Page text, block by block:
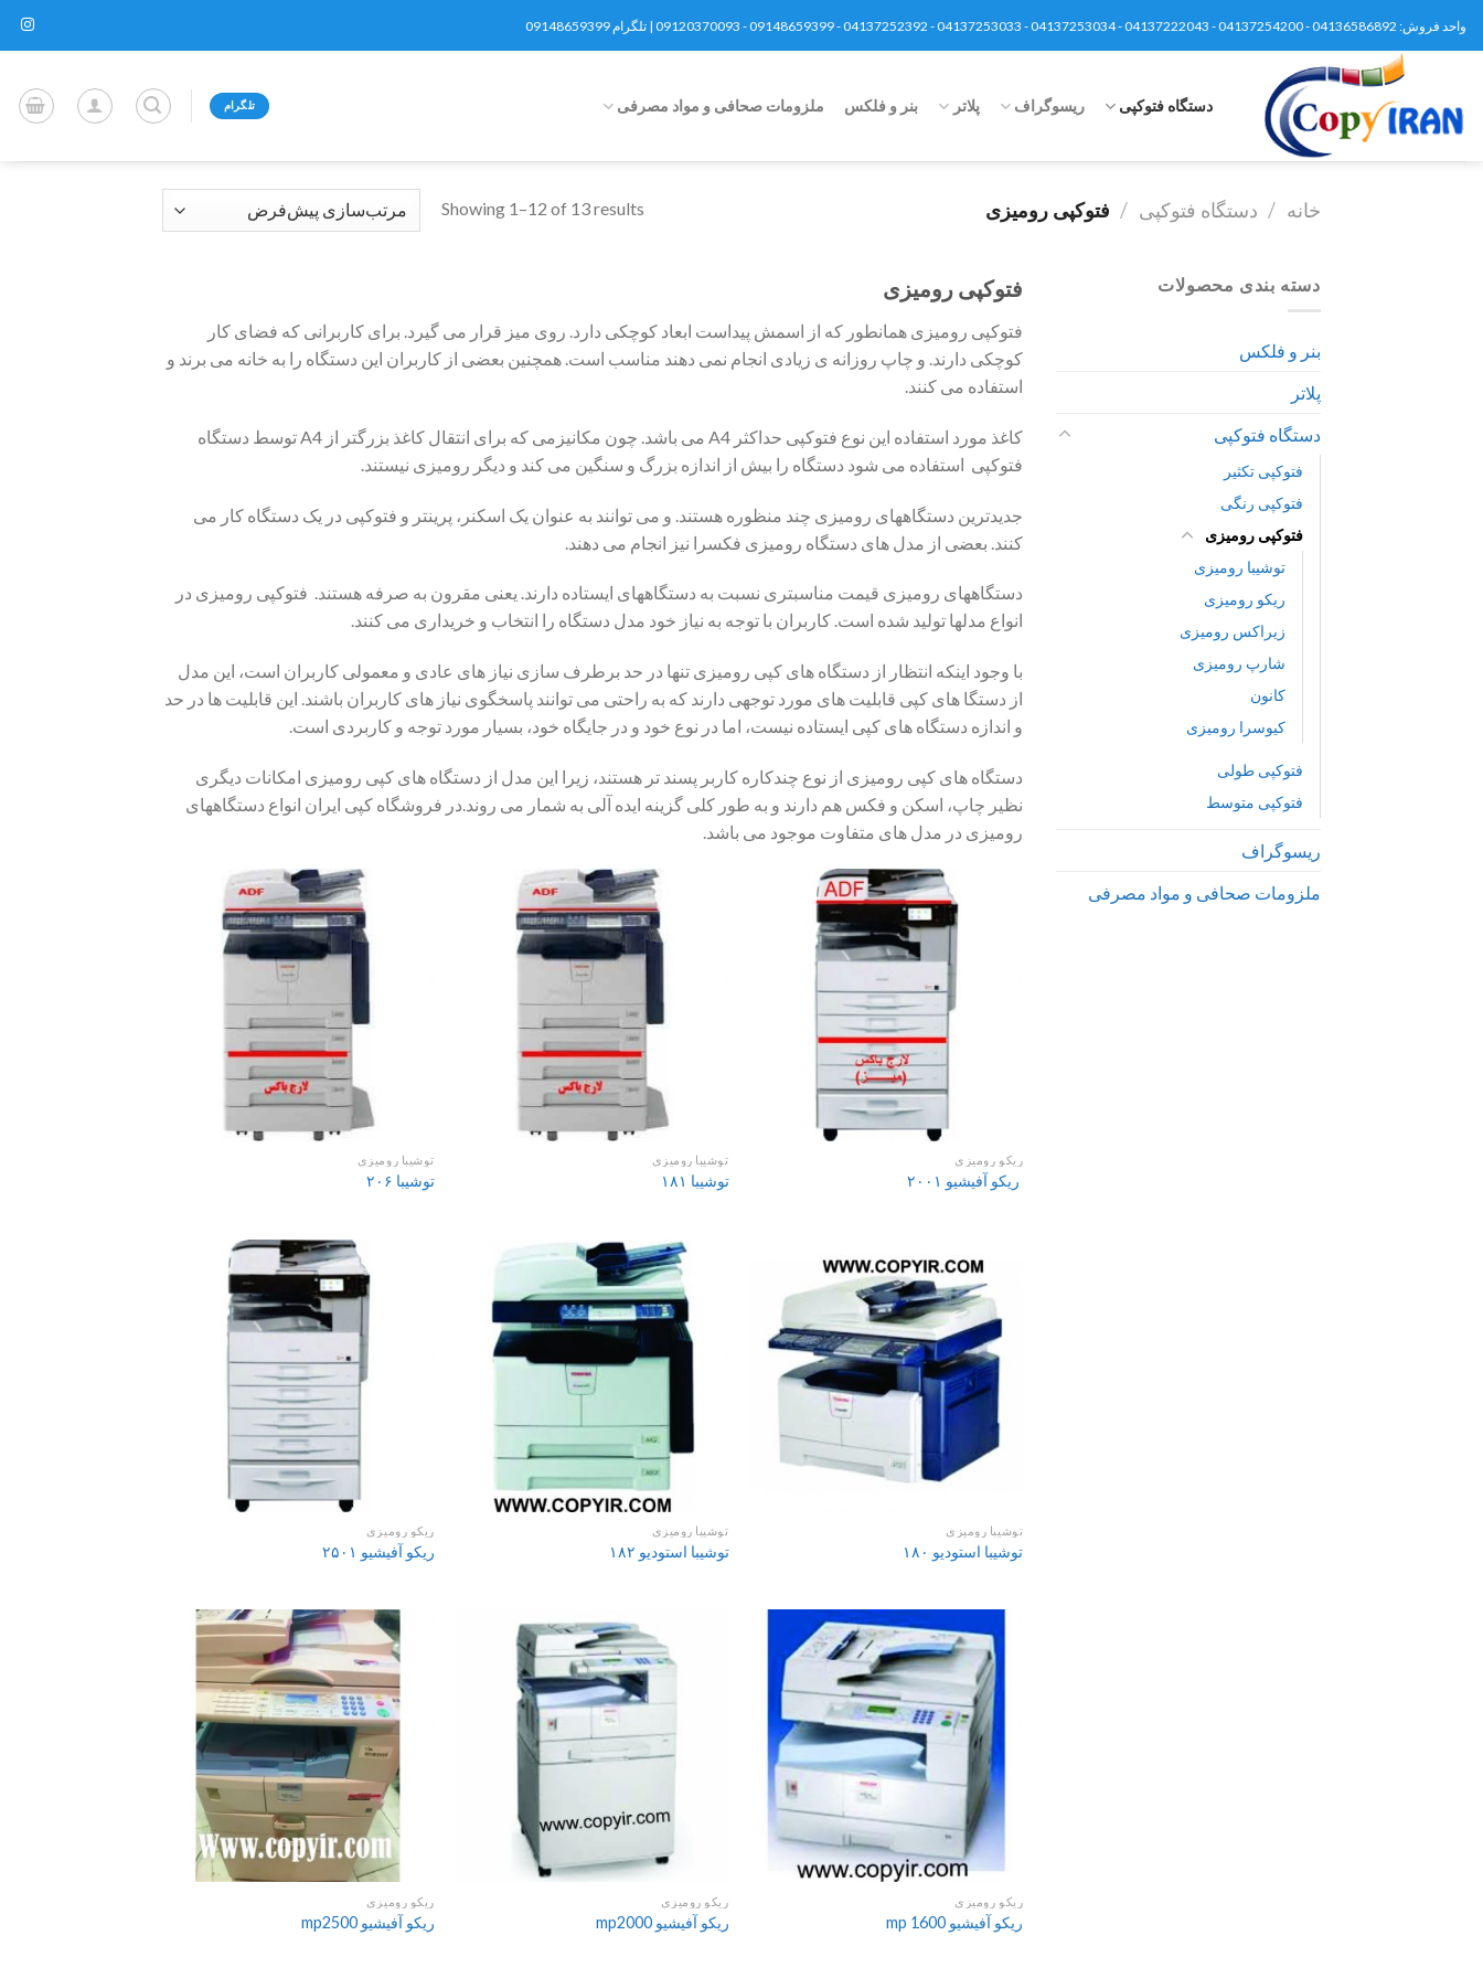
واحد فروش: 04136586892 - 04137254200 - 04137222043 - 04137253034 - 04137253033 - 04137252392 - 09148659399 - 09120370093 | تلگرام 09148659399
دستگاه فتوکپی ریسوگراف پلاتر بنر و فلکس ملزومات صحافی و مواد مصرفی تلگرام
خانه / دستگاه فتوکپی / فتوکپی رومیزی Showing 1–12 of 13 results
دسته بندی محصولات
بنر و فلکس
پلاتر
دستگاه فتوکپی
فتوکپی تکثیر
فتوکپی رنگی
فتوکپی رومیزی
توشیبا رومیزی
ریکو رومیزی
زیراکس رومیزی
شارپ رومیزی
کانون
کیوسرا رومیزی
فتوکپی طولی
فتوکپی متوسط
ریسوگراف
ملزومات صحافی و مواد مصرفی
فتوکپی رومیزی
فتوکپی رومیزی همانطور که از اسمش پیداست ابعاد کوچکی دارد. روی میز قرار می گیرد. برای کاربرانی که فضای کار
کوچکی دارند. و چاپ روزانه ی زیادی انجام نمی دهند مناسب است. همچنین بعضی از کاربران این دستگاه را به خانه می برند و
استفاده می کنند.
کاغذ مورد استفاده این نوع فتوکپی حداکثر A4 می باشد. چون مکانیزمی که برای انتقال کاغذ بزرگتر از A4 توسط دستگاه
فتوکپی استفاده می شود دستگاه را بیش از اندازه بزرگ و سنگین می کند و دیگر رومیزی نیستند.
جدیدترین دستگاههای رومیزی چند منظوره هستند. و می توانند به عنوان یک اسکنر، پرینتر و فتوکپی در یک دستگاه کار می
کنند. بعضی از مدل های دستگاه رومیزی فکسرا نیز انجام می دهند.
دستگاههای رومیزی قیمت مناسبتری نسبت به دستگاههای ایستاده دارند. یعنی مقرون به صرفه هستند. فتوکپی رومیزی در
انواع مدلها تولید شده است. کاربران با توجه به نیاز خود مدل دستگاه را انتخاب و خریداری می کنند.
با وجود اینکه انتظار از دستگاه های کپی رومیزی تنها در حد برطرف سازی نیاز های عادی و معمولی کاربران است، این مدل
از دستگا های کپی قابلیت های مورد توجهی دارند که به راحتی می توانند پاسخگوی نیاز های کاربران باشند. این قابلیت ها در حد
و اندازه دستگاه های کپی ایستاده نیست، اما در نوع خود و در جایگاه خود، بسیار مورد توجه و کاربردی است.
دستگاه های کپی رومیزی از نوع چندکاره کاربر پسند تر هستند، زیرا این مدل از دستگاه های کپی رومیزی امکانات دیگری
نظیر چاپ، اسکن و فکس هم دارند و به طور کلی گزینه ایده آلی به شمار می روند.در فروشگاه کپی ایران انواع دستگاههای
رومیزی در مدل های متفاوت موجود می باشد.
ریکو رومیزی
ریکو آفیشیو ۲۰۰۱
توشیبا رومیزی
توشیبا ۱۸۱
توشیبا رومیزی
توشیبا ۲۰۶
توشیبا رومیزی
توشیبا استودیو ۱۸۰
توشیبا رومیزی
توشیبا استودیو ۱۸۲
ریکو رومیزی
ریکو آفیشیو ۲۵۰۱
ریکو رومیزی
ریکو آفیشیو mp 1600
ریکو رومیزی
ریکو آفیشیو mp2000
ریکو رومیزی
ریکو آفیشیو mp2500